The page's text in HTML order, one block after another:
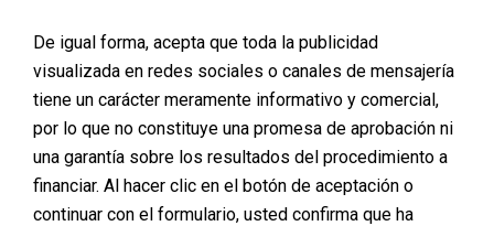
De igual forma, acepta que toda la publicidad
visualizada en redes sociales o canales de mensajería
tiene un carácter meramente informativo y comercial,
por lo que no constituye una promesa de aprobación ni
una garantía sobre los resultados del procedimiento a
financiar. Al hacer clic en el botón de aceptación o
continuar con el formulario, usted confirma que ha